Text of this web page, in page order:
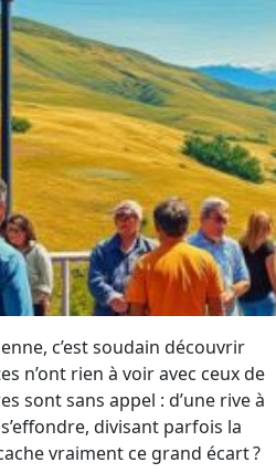
c’est soudain découvrir
n’ont rien à voir avec ceux de
sont sans appel : d’une rive à
divisant parfois la
vraiment ce grand écart ?